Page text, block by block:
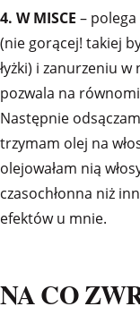
4. W MISCE –
(nie gorącej! takiej
łyżki) i zanurzeniu
pozwala na
Następnie
trzymam olej na
olejowałam nią
czasochłonna niż
efektów u mnie.
NA CO